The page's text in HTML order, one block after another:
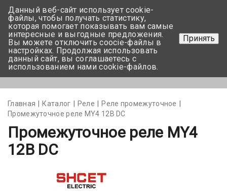
+375 17-350-99-56
+375 44-752-82-08
Задать вопрос
Главная Каталог Реле
Реле промежуточное
Промежуточное реле MY4 12В DС
Промежуточное реле MY4
12В DС
Данный веб-сайт использует cookie-
файлы, чтобы получать статистику,
которая помогает показывать вам самые
интересные и выгодные предложения.
Вы можете отключить coocie-файлы в
настройках. Продолжая использовать
данный сайт, вы соглашаетесь с
использованием нами cookie-файлов.
Принять